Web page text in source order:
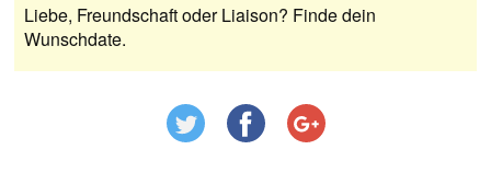
Liebe, Freundschaft oder Liaison? Finde dein
Wunschdate.